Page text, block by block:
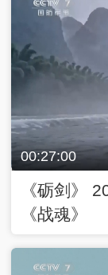
00:27:00
《砺剑》
《战魂》